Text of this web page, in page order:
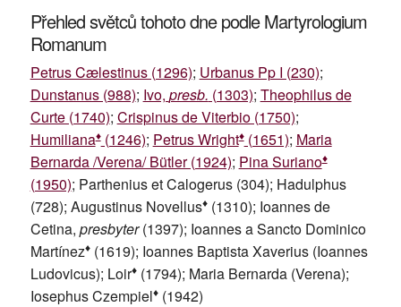
Přehled světců tohoto dne podle Martyrologium
Romanum
Petrus Cælestinus (1296); Urbanus Pp I (230);
Dunstanus (988); Ivo, presb. (1303); Theophilus de
Curte (1740); Crispinus de Viterbio (1750);
Humiliana♦(1246); Petrus Wright♦(1651); Maria
Bernarda /Verena/ Bütler (1924); Pina Suriano♦
(1950); Parthenius et Calogerus (304); Hadulphus
(728); Augustinus Novellus♦(1310); Ioannes de
Cetina, presbyter(1397); Ioannes a Sancto Dominico
Martínez♦(1619); Ioannes Baptista Xaverius (Ioannes
Ludovicus); Loir♦(1794); Maria Bernarda (Verena);
Iosephus Czempiel♦(1942)